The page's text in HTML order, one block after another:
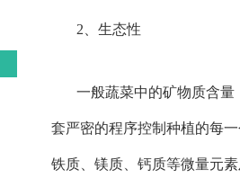
2、生态性
一般蔬菜中的矿物质含
套严密的程序控制种植的每
铁质、镁质、钙质等微量元